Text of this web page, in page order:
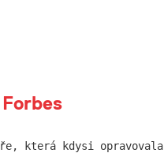
která kdysi opravovala